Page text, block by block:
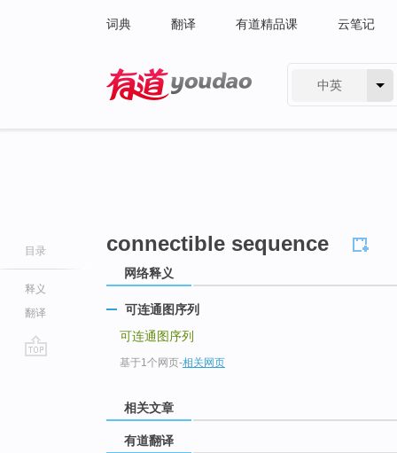
词典 翻译 有道精品课 云笔记
中英
目录
释义
翻译
connectible sequence
网络释义
可连通图序列
可连通图序列
基于1个网页-相关网页
相关文章
有道翻译